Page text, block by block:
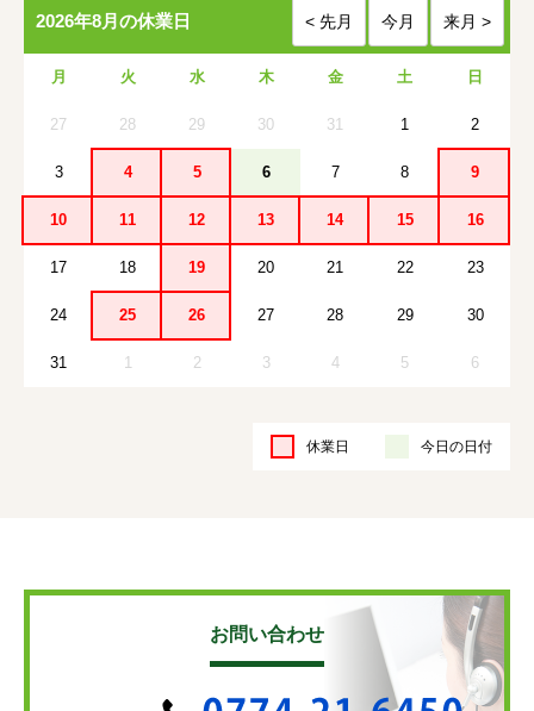
2026年8月の休業日
月 火 水 木 金 土 日
27 28 29 30 31 1 2
3 4 5 6 7 8 9
10 11 12 13 14 15 16
17 18 19 20 21 22 23
24 25 26 27 28 29 30
31 1 2 3 4 5 6
休業日 今日の日付
お問い合わせ